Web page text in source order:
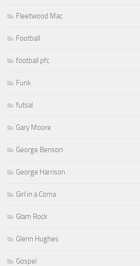
Fleetwood Mac
Football
football pfc
Funk
futsal
Gary Moore
George Benson
George Harrison
Girl in a Coma
Glam Rock
Glenn Hughes
Gospel